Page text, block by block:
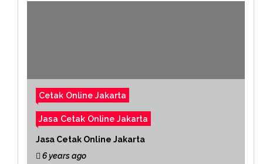
Cetak Online Jakarta
Jasa Cetak Online Jakarta
Jasa Cetak Online Jakarta
6 years ago